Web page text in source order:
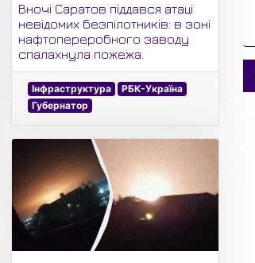
Вночі Саратов піддався атаці
невідомих безпілотників: в зоні
нафтопереробного заводу
спалахнула пожежа.
Інфраструктура
РБК-Україна
Губернатор